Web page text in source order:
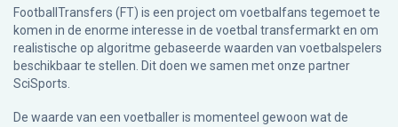
FootballTransfers (FT) is een project om voetbalfans tegemoet te
komen in de enorme interesse in de voetbal transfermarkt en om
realistische op algoritme gebaseerde waarden van voetbalspelers
beschikbaar te stellen. Dit doen we samen met onze partner
SciSports
De waarde van een voetballer is momenteel gewoon wat de